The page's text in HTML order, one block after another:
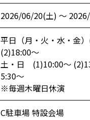
2026/06/20(土) 〜
平日（月・火・水・金
(2)18:00～
土・日 (1)10:00～
5:30～
※毎週木曜日休演
C駐車場 特設会場